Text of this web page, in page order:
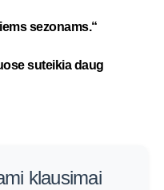
sezonams.“
suteikia daug
klausimai